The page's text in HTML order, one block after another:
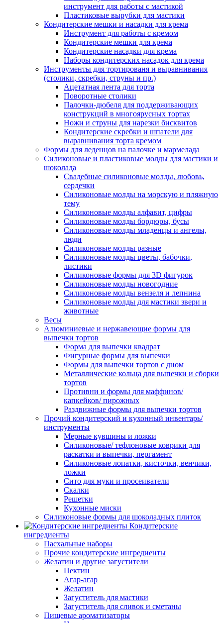
инструмент для работы с мастикой
Пластиковые вырубки для мастики
Кондитерские мешки и насадки для крема
Инструмент для работы с кремом
Кондитерские мешки для крема
Кондитерские насадки для крема
Наборы кондитерских насадок для крема
Инструменты для тортированя и выравнивания
(столики, скребки, струны и пр.)
Ацетатная лента для торта
Поворотные столики
Палочки-дюбеля для поддерживающих
конструкций в многоярусных тортах
Ножи и струны для нарезки бисквитов
Кондитерские скребки и шпатели для
выравнивания торта кремом
Формы для леденцов на палочке и мармелада
Силиконовые и пластиковые молды для мастики и
шоколада
Свадебные силиконовые молды, любовь,
сердечки
Силиконовые молды на морскую и пляжную
тему
Силиконовые молды алфавит, цифры
Силиконовые молды бордюры, бусы
Силиконовые молды младенцы и ангелы,
люди
Силиконовые молды разные
Силиконовые молды цветы, бабочки,
листики
Силиконовые формы для 3D фигурок
Силиконовые молды новогодние
Силиконовые молды вензеля и лепнина
Силиконовые молды для мастики звери и
животные
Весы
Алюминиевые и нержавеющие формы для
выпечки тортов
Форма для выпечки квадрат
Фигурные формы для выпечки
Формы для выпечки тортов с дном
Металлические кольца для выпечки и сборки
тортов
Противни и формы для маффинов/
капкейков/ пирожных
Раздвижные формы для выпечки тортов
Прочий кондитерский и кухонный инвентарь/
инструменты
Мерные кувшины и ложки
Силиконовые/ тефлоновые коврики для
раскатки и выпечки, пергамент
Силиконовые лопатки, кисточки, венчики,
ложки
Сито для муки и просеиватели
Скалки
Решетки
Кухонные миски
Силиконовые формы для шоколадных плиток
Кондитерские
ингредиенты
Пасхальные наборы
Прочие кондитерские ингредиенты
Желатин и другие загустители
Пектин
Агар-агар
Желатин
Загуститель для мастики
Загуститель для сливок и сметаны
Пищевые ароматизаторы